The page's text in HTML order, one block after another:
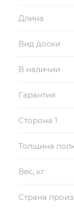
Длина
Вид доски
В наличии
Гарантия
Сторона 1
Толщина
Вес, кг
Страна